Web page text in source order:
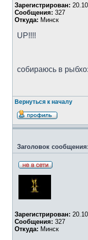
Зарегистрирован:
Сообщения: 327
Откуда: Минск
UP!!!!
собираюсь в
Вернуться к началу
Заголовок сообщения:
Зарегистрирован:
Сообщения: 327
Откуда: Минск